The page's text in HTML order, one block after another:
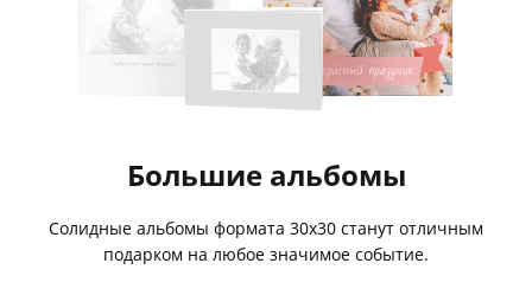
Большие альбомы
Солидные альбомы формата 30х30 станут отличным
подарком на любое значимое событие.